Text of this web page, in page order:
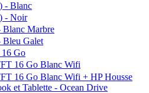
- Blanc
- Noir
Blanc Marbre
Bleu Galet
16 Go
16 Go Blanc Wifi
16 Go Blanc Wifi + HP Housse
et Tablette - Ocean Drive